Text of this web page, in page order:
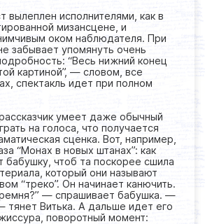
вылеплен исполнителями, как в
мизансцене, и
оком наблюдателя. При
забывает упомянуть очень
“Весь нижний конец
картиной”, — словом, все
спектакль идет при полном
умеет даже обычный
на голоса, что получается
сценка. Вот, например,
“Монах в новых штанах”: как
бабушку, чтоб та поскорее сшила
который они называют
“треко”. Он начинает канючить.
— спрашивает бабушка. —
Витька. А дальше идет его
поворотный момент: